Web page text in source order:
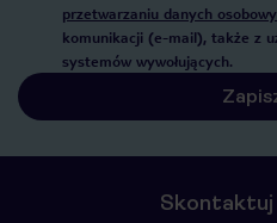
przetwarzaniu danych
komunikacji (e-mail), także z
systemów wywołujących.
Skontaktuj